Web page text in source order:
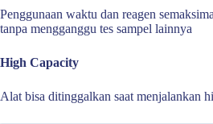
Penggunaan waktu dan reagen
tanpa mengganggu tes sampel lainnya
High Capacity
Alat bisa ditinggalkan saat menjalankan